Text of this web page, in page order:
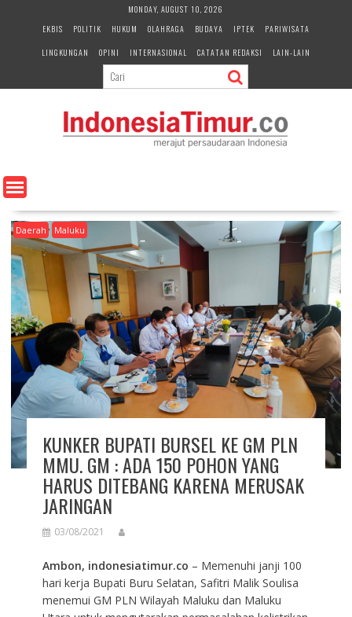
e
n
MONDAY, AUGUST 10, 2026
EKBIS
POLITIK HUKUM OLAHRAGA BUDAYA IPTEK
PARIWISATA
LINGKUNGAN
OPINI INTERNASIONAL CATATAN REDAKSI LAIN-LAIN
Daerah Maluku
KUNKER BUPATI BURSEL KE GM PLN
MMU. GM : ADA 150 POHON YANG
HARUS DITEBANG KARENA MERUSAK
JARINGAN
03/08/2021
Ambon, indonesiatimur.co – Memenuhi janji 100
hari kerja Bupati Buru Selatan, Safitri Malik Soulisa
menemui GM PLN Wilayah Maluku dan Maluku